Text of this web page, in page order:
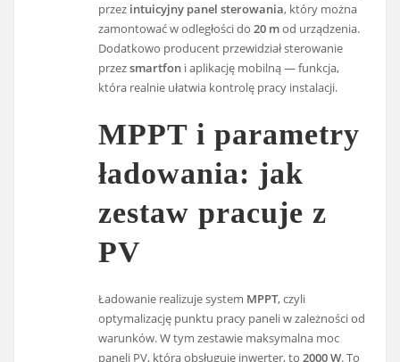
przez intuicyjny panel sterowania, który można
zamontować w odległości do20 mod urządzenia.
Dodatkowo producent przewidział sterowanie
przezsmartfon i aplikację mobilną — funkcja,
która realnie ułatwia kontrolę pracy instalacji.
MPPT i parametry
ładowania: jak
zestaw pracuje z
PV
Ładowanie realizuje system MPPT, czyli
optymalizację punktu pracy paneli w zależności od
warunków. W tym zestawie maksymalna moc
paneli PV, którą obsługuje inwerter, to 2000 W. To